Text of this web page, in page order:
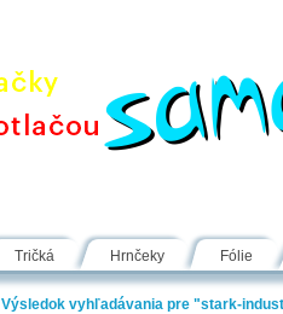
Tričká Hrnčeky Fólie
Výsledok vyhľadávania pre "stark-